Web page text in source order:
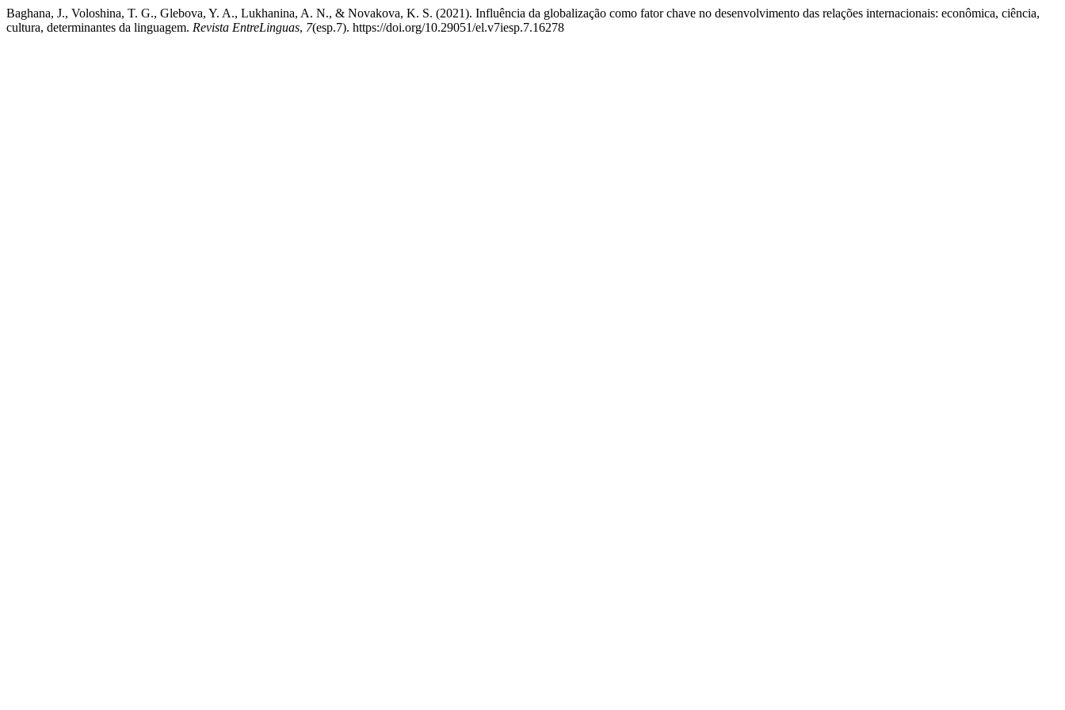
Baghana, J., Voloshina, T. G., Glebova, Y. A., Lukhanina, A. N., & Novakova, K. S. (2021). Influência da globalização como fator chave no desenvolvimento das relações internacionais: econômica, ciência,
cultura, determinantes da linguagem. Revista EntreLinguas, 7(esp.7). https://doi.org/10.29051/el.v7iesp.7.16278